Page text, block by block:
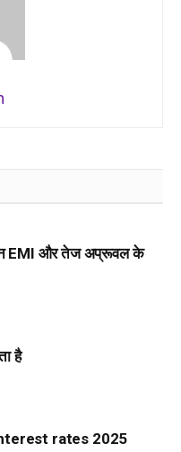
EMI और तेज अप्रूवल के
है
rates 2025